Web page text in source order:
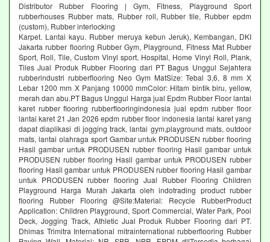
Distributor Rubber Flooring | Gym, Fitness, Playground Sport
rubberhouses Rubber mats, Rubber roll, Rubber tile, Rubber epdm
(custom), Rubber interlocking
Karpet. Lantai kayu. Rubber meruya kebun Jeruk), Kembangan, DKI
Jakarta rubber flooring Rubber Gym, Playground, Fitness Mat Rubber
Sport, Roll, Tile, Custom Vinyl sport, Hospital, Home Vinyl Roll, Plank,
Tiles Jual Produk Rubber Flooring dari PT Bagus Unggul Sejahtera
rubberindustri rubberflooring Neo Gym MatSize: Tebal 3,6, 8 mm X
Lebar 1200 mm X Panjang 10000 mmColor: Hitam bintik biru, yellow,
merah dan abu.PT Bagus Unggul Harga jual Epdm Rubber Floor lantai
karet rubber flooring rubberflooringindonesia jual epdm rubber floor
lantai karet 21 Jan 2026 epdm rubber floor indonesia lantai karet yang
dapat diaplikasi di jogging track, lantai gym,playground mats, outdoor
mats, lantai olahraga sport Gambar untuk PRODUSEN rubber flooring
Hasil gambar untuk PRODUSEN rubber flooring Hasil gambar untuk
PRODUSEN rubber flooring Hasil gambar untuk PRODUSEN rubber
flooring Hasil gambar untuk PRODUSEN rubber flooring Hasil gambar
untuk PRODUSEN rubber flooring Jual Rubber Flooring Children
Playground Harga Murah Jakarta oleh indotrading product rubber
flooring Rubber Flooring @Site:Material: Recycle RubberProduct
Application: Children Playground, Sport Commercial, Water Park, Pool
Deck, Jogging Track, Athletic Jual Produk Rubber Flooring dari PT.
Dhimas Trimitra International mitrainternational rubberflooring Rubber